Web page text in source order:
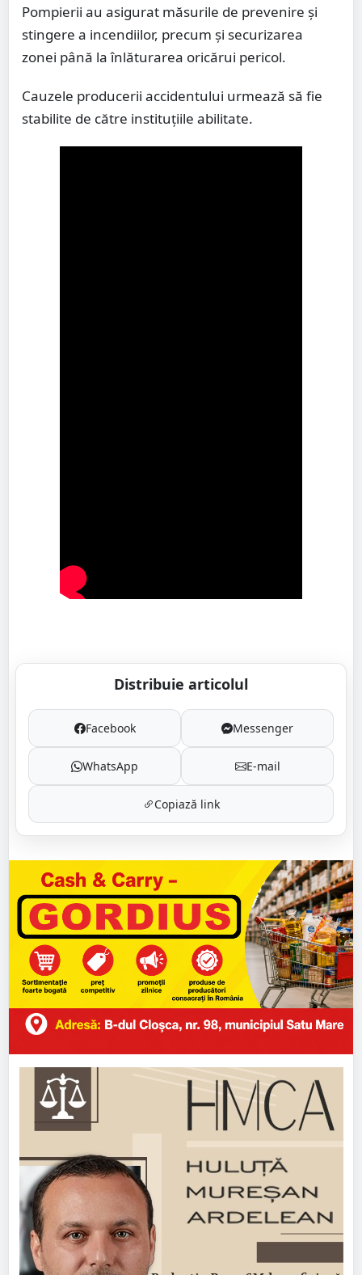
Pompierii au asigurat măsurile de prevenire și
stingere a incendiilor, precum și securizarea
zonei până la înlăturarea oricărui pericol.
Cauzele producerii accidentului urmează să fie
stabilite de către instituțiile abilitate.
Distribuie articolul
Facebook Messenger
WhatsApp E-mail
Copiază link